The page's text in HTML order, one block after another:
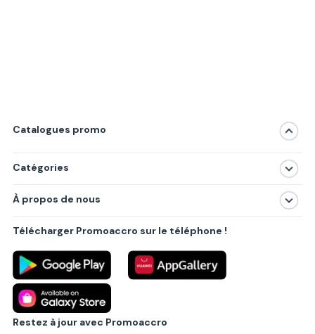
Catalogues promo
Catégories
Produits
Villes principales
À propos de nous
Politique de confidentialité
Règlements
Partenariat B2B
Blog
Contact
Télécharger Promoaccro sur le téléphone !
Restez à jour avec Promoaccro